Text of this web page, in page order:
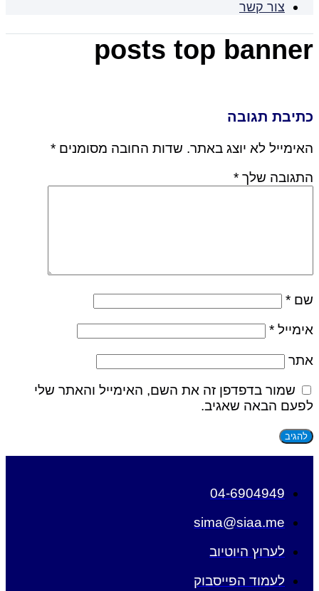
צור קשר
posts top banner
כתיבת תגובה
האימייל לא יוצג באתר. שדות החובה מסומנים *
התגובה שלך *
שם *
אימייל *
אתר
שמור בדפדפן זה את השם, האימייל והאתר שלי
לפעם הבאה שאגיב.
04-6904949
sima@siaa.me
לערוץ היוטיוב
לעמוד הפייסבוק